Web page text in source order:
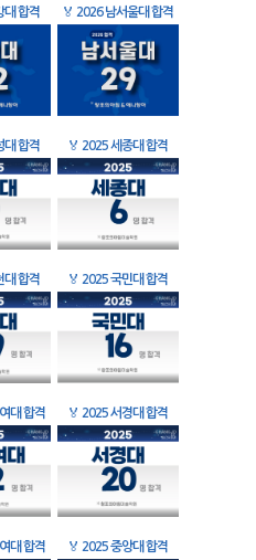
대 합격 🏅 2026 남서울대 합격
대 합격 🏅 2025 세종대 합격
대 합격 🏅 2025 국민대 합격
대 합격 🏅 2025 서경대 합격
대 합격 🏅 2025 중앙대 합격